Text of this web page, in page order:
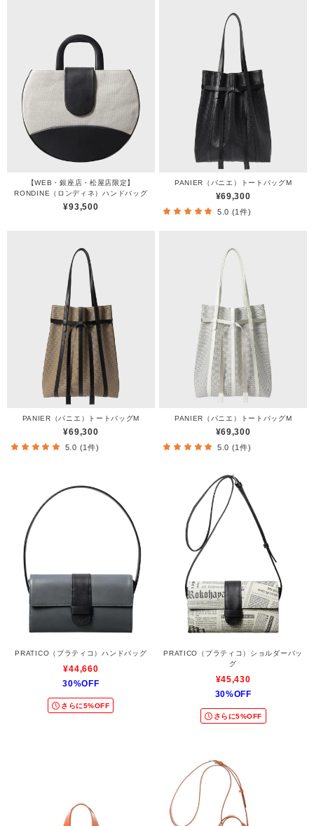
【WEB・銀座店・松屋店限定】
RONDINE（ロンディネ）ハンドバッグ
¥93,500
PANIER（パニエ）トートバッグM
¥69,300
5.0 (1件)
PANIER（パニエ）トートバッグM
¥69,300
5.0 (1件)
PANIER（パニエ）トートバッグM
¥69,300
5.0 (1件)
PRATICO（プラティコ）ハンドバッグ
¥44,660
30%OFF
さらに5%OFF
PRATICO（プラティコ）ショルダーバッ
グ
¥45,430
30%OFF
さらに5%OFF